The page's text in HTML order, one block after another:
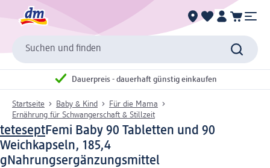
Suchen und finden
Dauerpreis - dauerhaft günstig einkaufen
Startseite Baby & Kind
Für die Mama
Ernährung für Schwangerschaft & Stillzeit
teteseptFemi Baby 90 Tabletten und 90
Weichkapseln, 185,4
gNahrungsergänzungsmittel